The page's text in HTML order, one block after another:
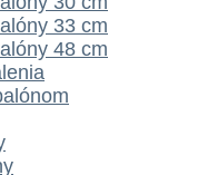
33 cm
48 cm